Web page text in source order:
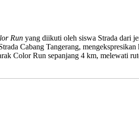
Run yang diikuti oleh siswa Strada dari
Cabang Tangerang,
Color Run sepanjang 4 km, melewati